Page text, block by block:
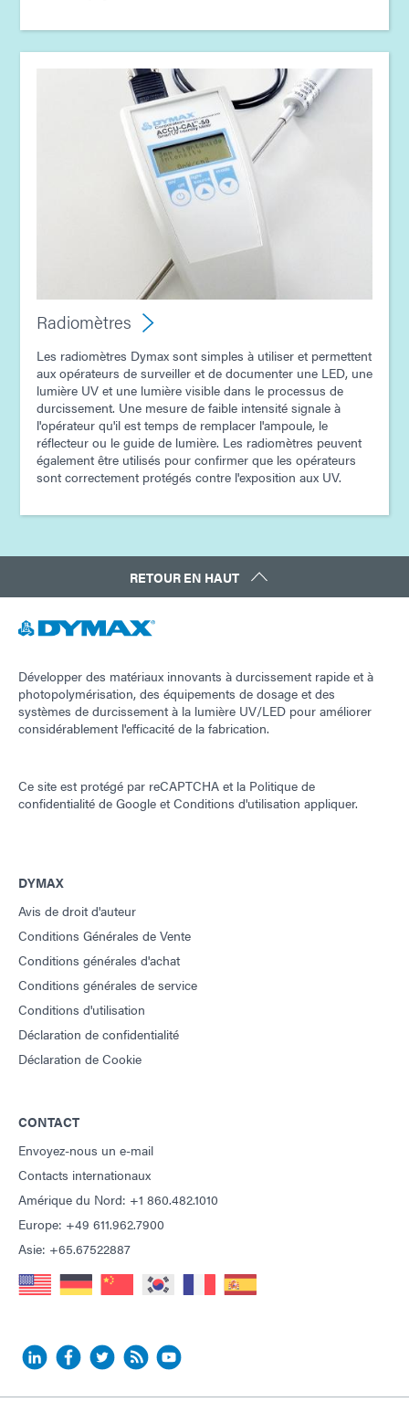
Radiomètres
Les radiomètres Dymax sont simples à utiliser et permettent
aux opérateurs de surveiller et de documenter une LED, une
lumière UV et une lumière visible dans le processus de
durcissement. Une mesure de faible intensité signale à
l'opérateur qu'il est temps de remplacer l'ampoule, le
réflecteur ou le guide de lumière. Les radiomètres peuvent
également être utilisés pour confirmer que les opérateurs
sont correctement protégés contre l'exposition aux UV.
RETOUR EN HAUT
Développer des matériaux innovants à durcissement rapide et à
photopolymérisation, des équipements de dosage et des
systèmes de durcissement à la lumière UV/LED pour améliorer
considérablement l'efficacité de la fabrication.
Ce site est protégé par reCAPTCHA et la Politique de
confidentialité de Google etConditions d'utilisation appliquer.
DYMAX
Avis de droit d'auteur
Conditions Générales de Vente
Conditions générales d'achat
Conditions générales de service
Conditions d'utilisation
Déclaration de confidentialité
Déclaration de Cookie
CONTACT
Envoyez-nous un e-mail
Contacts internationaux
Amérique du Nord: +1 860.482.1010
Europe: +49 611.962.7900
Asie: +65.67522887